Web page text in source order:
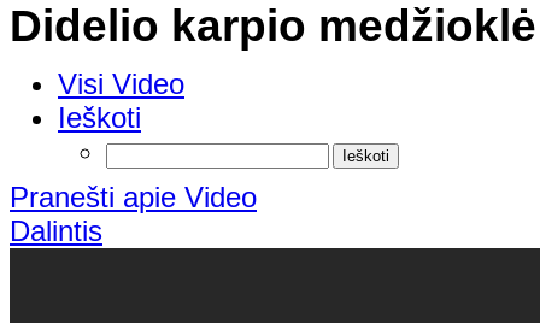
Didelio karpio medžioklė
Visi Video
Ieškoti
Pranešti apie Video
Dalintis